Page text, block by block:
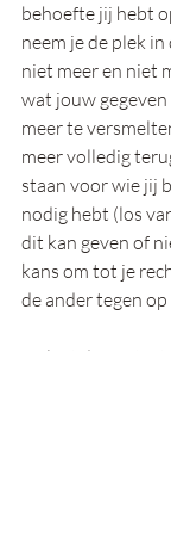
behoefte jij hebt
neem je de plek
niet meer en niet
wat jouw
meer te
meer volledig
staan voor wie jij
nodig hebt (los
dit kan geven of
kans om tot je
de ander tegen
En laat de